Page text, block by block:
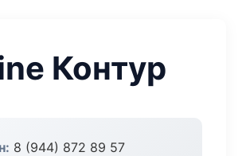
Контур
8 (944) 872 89 57